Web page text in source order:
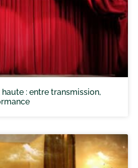
: entre transmission,